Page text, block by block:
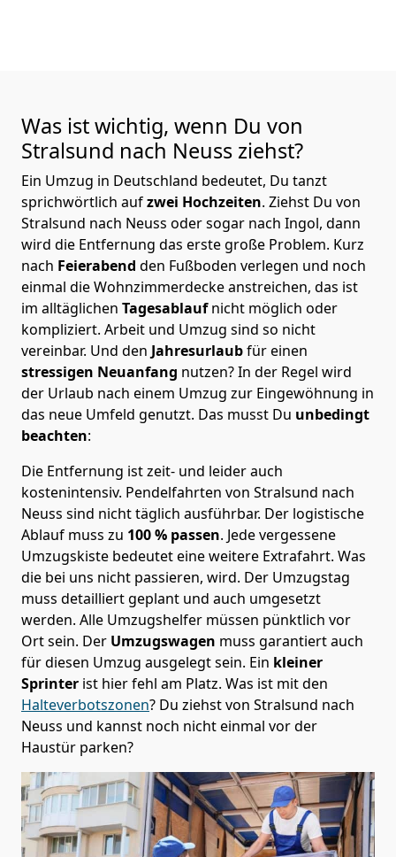
Was ist wichtig, wenn Du von
Stralsund nach Neuss ziehst?
Ein Umzug in Deutschland bedeutet, Du tanzt
sprichwörtlich aufzwei Hochzeiten. Ziehst Du von
Stralsund nach Neuss oder sogar nach Ingol, dann
wird die Entfernung das erste große Problem. Kurz
nach Feierabend den Fußboden verlegen und noch
einmal die Wohnzimmerdecke anstreichen, das ist
im alltäglichen Tagesablaufnicht möglich oder
kompliziert. Arbeit und Umzug sind so nicht
vereinbar. Und den Jahresurlaubfür einen
stressigen Neuanfang nutzen? In der Regel wird
der Urlaub nach einem Umzug zur Eingewöhnung in
das neue Umfeld genutzt. Das musst Du unbedingt
beachten:
Die Entfernung ist zeit- und leider auch
kostenintensiv. Pendelfahrten von Stralsund nach
Neuss sind nicht täglich ausführbar. Der logistische
Ablauf muss zu 100 % passen. Jede vergessene
Umzugskiste bedeutet eine weitere Extrafahrt. Was
die bei uns nicht passieren, wird. Der Umzugstag
muss detailliert geplant und auch umgesetzt
werden. Alle Umzugshelfer müssen pünktlich vor
Ort sein. Der Umzugswagen muss garantiert auch
für diesen Umzug ausgelegt sein. Ein kleiner
Sprinter ist hier fehl am Platz. Was ist mit den
Halteverbotszonen? Du ziehst von Stralsund nach
Neuss und kannst noch nicht einmal vor der
Haustür parken?